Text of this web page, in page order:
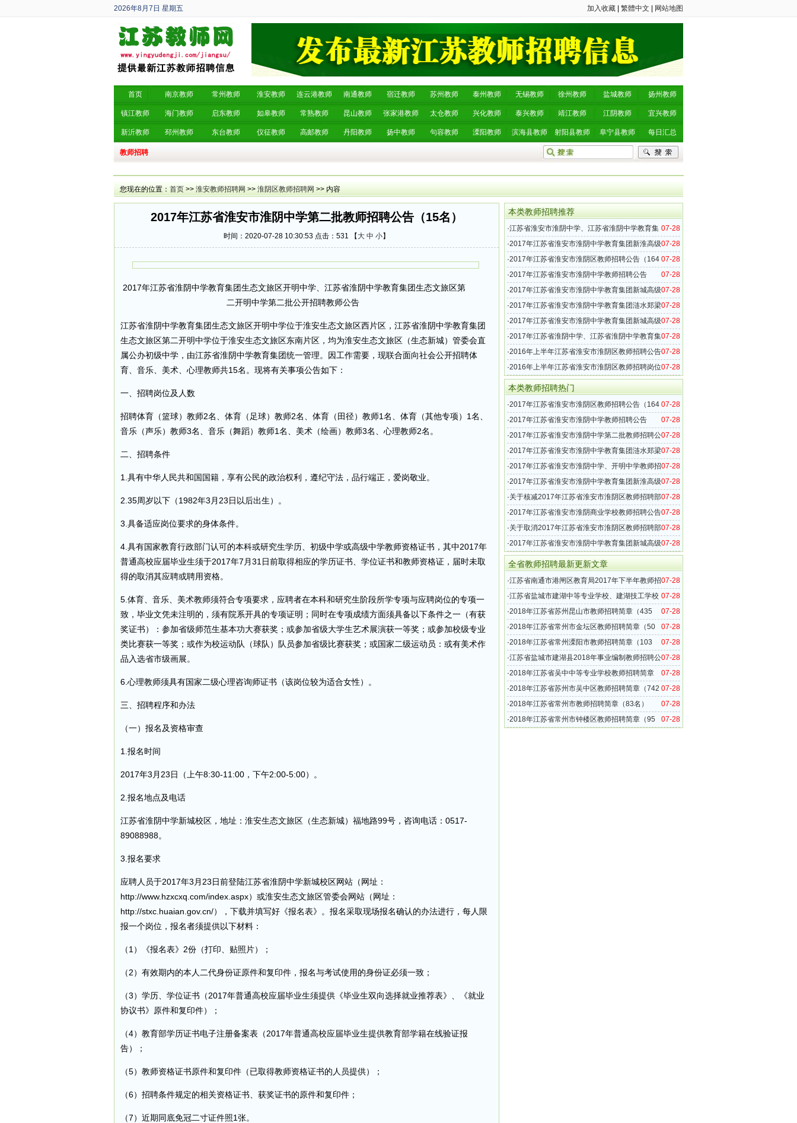
2026年8月7日 星期五
丙午年 六月廿五
加入收藏 繁體中文 网站地图
首页 南京教师 常州教师 淮安教师 连云港教师 南通教师 宿迁教师 苏州教师 泰州教师 无锡教师 徐州教师 盐城教师 扬州教师
镇江教师 海门教师 启东教师 如皋教师 常熟教师 昆山教师 张家港教师 太仓教师 兴化教师 泰兴教师 靖江教师 江阴教师 宜兴教师
新沂教师 邳州教师 东台教师 仪征教师 高邮教师 丹阳教师 扬中教师 句容教师 溧阳教师 滨海县教师 射阳县教师 阜宁县教师 每日汇总
教师招聘
您现在的位置： 首页 >> 淮安教师招聘网 >> 淮阴区教师招聘网 >> 内容
2017年江苏省淮安市淮阴中学第二批教师招聘公告（15名）
时间：2020-07-28 10:30:53 点击： 531 【 大 中 小】
2017年江苏省淮阴中学教育集团生态文旅区开明中学、江苏省淮阴中学教育集团生态文旅区第
二开明中学第二批公开招聘教师公告
江苏省淮阴中学教育集团生态文旅区开明中学位于淮安生态文旅区西片区，江苏省淮阴中学教育集团
生态文旅区第二开明中学位于淮安生态文旅区东南片区，均为淮安生态文旅区（生态新城）管委会直
属公办初级中学，由江苏省淮阴中学教育集团统一管理。因工作需要，现联合面向社会公开招聘体
育、音乐、美术、心理教师共15名。现将有关事项公告如下：
一、招聘岗位及人数
招聘体育（篮球）教师2名、体育（足球）教师2名、体育（田径）教师1名、体育（其他专项）1名、
音乐（声乐）教师3名、音乐（舞蹈）教师1名、美术（绘画）教师3名、心理教师2名。
二、招聘条件
1.具有中华人民共和国国籍，享有公民的政治权利，遵纪守法，品行端正，爱岗敬业。
2.35周岁以下（1982年3月23日以后出生）。
3.具备适应岗位要求的身体条件。
4.具有国家教育行政部门认可的本科或研究生学历、初级中学或高级中学教师资格证书，其中2017年
普通高校应届毕业生须于2017年7月31日前取得相应的学历证书、学位证书和教师资格证，届时未取
得的取消其应聘或聘用资格。
5.体育、音乐、美术教师须符合专项要求，应聘者在本科和研究生阶段所学专项与应聘岗位的专项一
致，毕业文凭未注明的，须有院系开具的专项证明；同时在专项成绩方面须具备以下条件之一（有获
奖证书）：参加省级师范生基本功大赛获奖；或参加省级大学生艺术展演获一等奖；或参加校级专业
类比赛获一等奖；或作为校运动队（球队）队员参加省级比赛获奖；或国家二级运动员：或有美术作
品入选省市级画展。
6.心理教师须具有国家二级心理咨询师证书（该岗位较为适合女性）。
三、招聘程序和办法
（一）报名及资格审查
1.报名时间
2017年3月23日（上午8:30-11:00，下午2:00-5:00）。
2.报名地点及电话
江苏省淮阴中学新城校区，地址：淮安生态文旅区（生态新城）福地路99号，咨询电话：0517-
89088988。
3.报名要求
应聘人员于2017年3月23日前登陆江苏省淮阴中学新城校区网站（网址：
http://www.hzxcxq.com/index.aspx）或淮安生态文旅区管委会网站（网址：
http://stxc.huaian.gov.cn/），下载并填写好《报名表》。报名采取现场报名确认的办法进行，每人限
报一个岗位，报名者须提供以下材料：
（1）《报名表》2份（打印、贴照片）；
（2）有效期内的本人二代身份证原件和复印件，报名与考试使用的身份证必须一致；
（3）学历、学位证书（2017年普通高校应届毕业生须提供《毕业生双向选择就业推荐表》、《就业
协议书》原件和复印件）；
（4）教育部学历证书电子注册备案表（2017年普通高校应届毕业生提供教育部学籍在线验证报
告）；
（5）教师资格证书原件和复印件（已取得教师资格证书的人员提供）；
（6）招聘条件规定的相关资格证书、获奖证书的原件和复印件；
（7）近期同底免冠二寸证件照1张。
本类教师招聘推荐
07-28
·江苏省淮安市淮阴中学、江苏省淮阴中学教育集
团淮安市新淮高级中学2018年第一批教师招聘公告07-28
·2017年江苏省淮安市淮阴中学教育集团新淮高级
中学第四批教师招聘公告（12名）
07-28
·2017年江苏省淮安市淮阴区教师招聘公告（164
名）
07-28
·2017年江苏省淮安市淮阴中学教师招聘公告
（104名）
07-28
·2017年江苏省淮安市淮阴中学教育集团新城高级
中学第三批教师招聘公告（24名）
07-28
·2017年江苏省淮安市淮阴中学教育集团涟水郑梁
梅滨河高级中学第一批教师招聘公告
07-28
·2017年江苏省淮安市淮阴中学教育集团新城高级
中学第二批教师招聘公告（29名）
07-28
·2017年江苏省淮阴中学、江苏省淮阴中学教育集
团新城高级中学第一批教师招聘公告（23名）
07-28
·2016年上半年江苏省淮安市淮阴区教师招聘公告
（60名）
07-28
·2016年上半年江苏省淮安市淮阴区教师招聘岗位
表（60名）
本类教师招聘热门
07-28
·2017年江苏省淮安市淮阴区教师招聘公告（164
名）
07-28
·2017年江苏省淮安市淮阴中学教师招聘公告
（104名）
07-28
·2017年江苏省淮安市淮阴中学第二批教师招聘公
告（15名）
07-28
·2017年江苏省淮安市淮阴中学教育集团涟水郑梁
梅滨河高级中学第二批招聘公告（46名）
07-28
·2017年江苏省淮安市淮阴中学、开明中学教师招
聘拟聘用人员公示
07-28
·2017年江苏省淮安市淮阴中学教育集团新淮高级
中学第四批教师招聘公告（12名）
07-28
·关于核减2017年江苏省淮安市淮阴区教师招聘部
分岗位的公告
07-28
·2017年江苏省淮安市淮阴商业学校教师招聘公告
07-28
·关于取消2017年江苏省淮安市淮阴区教师招聘部
分岗位的公告
07-28
·2017年江苏省淮安市淮阴中学教育集团新城高级
中学第三批教师招聘公告（24名）
全省教师招聘最新更新文章
07-28
·江苏省南通市港闸区教育局2017年下半年教师招
聘公告（50名）
07-28
·江苏省盐城市建湖中等专业学校、建湖技工学校
2018年专业教师招聘公告（12名）
07-28
·2018年江苏省苏州昆山市教师招聘简章（435
名）
07-28
·2018年江苏省常州市金坛区教师招聘简章（50
名）
07-28
·2018年江苏省常州溧阳市教师招聘简章（103
名）
07-28
·江苏省盐城市建湖县2018年事业编制教师招聘公
告（50名）
07-28
·2018年江苏省吴中中等专业学校教师招聘简章
（正式进编）
07-28
·2018年江苏省苏州市吴中区教师招聘简章（742
名）
07-28
·2018年江苏省常州市教师招聘简章（83名）
07-28
·2018年江苏省常州市钟楼区教师招聘简章（95